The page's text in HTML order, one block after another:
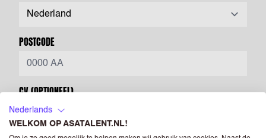
POSTCODE
CV(OPTIONEEL)
Drag & Drop je bestanden of
Nederlands
WELKOM OP ASATALENT.NL!